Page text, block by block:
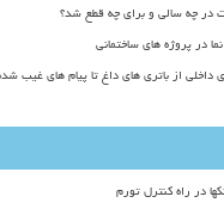
در چه سالی و برای چه قطع شد؟
در پروژه های ساختمانی
از باتری های داغ تا پیام های غیب
در راه کنترل تورم